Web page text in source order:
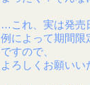
…これ、実は発売
例によって期間限
ですので、
よろしくお願いい